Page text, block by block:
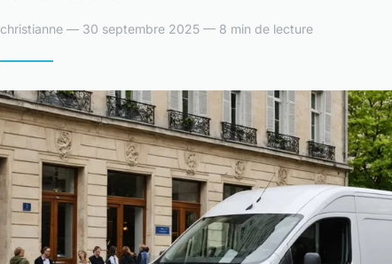
christianne — 30 septembre 2025 — 8 min de lecture